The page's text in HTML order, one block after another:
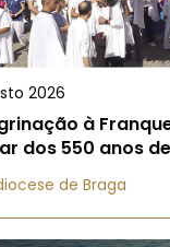
2026
à
dos 550 anos
de Braga